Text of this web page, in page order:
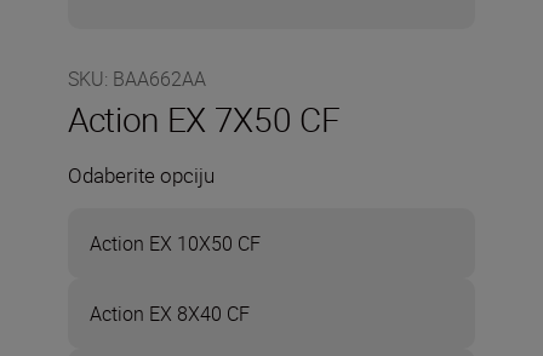
SKU: BAA662AA
Action EX 7X50 CF
Odaberite opciju
Action EX 10X50 CF
Action EX 8X40 CF